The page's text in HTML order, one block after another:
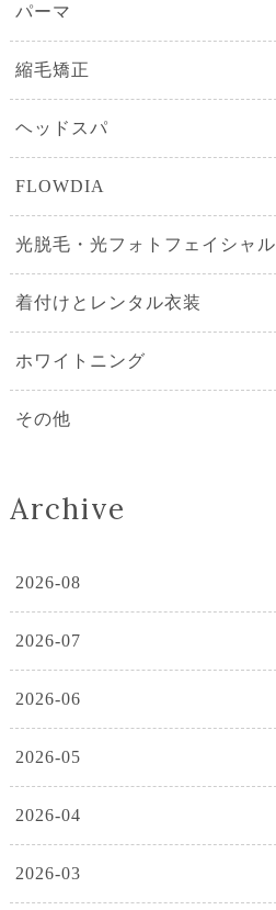
パーマ
縮毛矯正
ヘッドスパ
FLOWDIA
光脱毛・光フォトフェイシャル
着付けとレンタル衣装
ホワイトニング
その他
Archive
2026-08
2026-07
2026-06
2026-05
2026-04
2026-03